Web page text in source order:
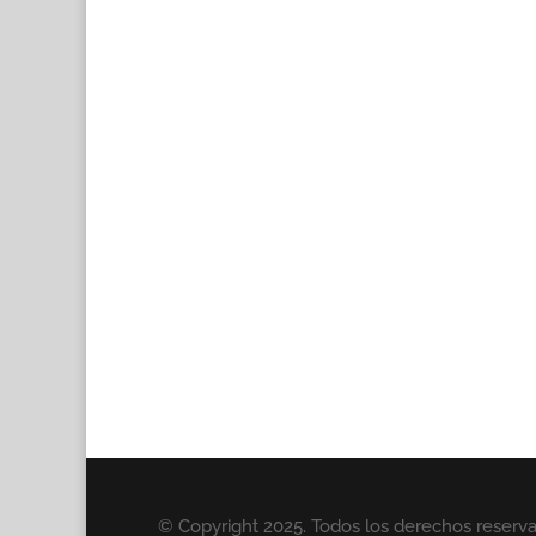
© Copyright 2025. Todos los derechos